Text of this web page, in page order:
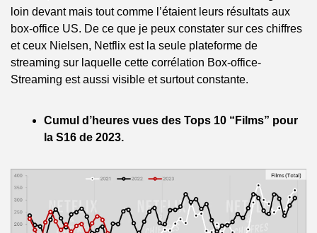
loin devant mais tout comme l’étaient leurs résultats aux
box-office US. De ce que je peux constater sur ces chiffres
et ceux Nielsen, Netflix est la seule plateforme de
streaming sur laquelle cette corrélation Box-office-
Streaming est aussi visible et surtout constante.
Cumul d’heures vues des Tops 10 “Films” pour
la S16 de 2023.